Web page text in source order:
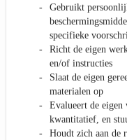
Gebruikt
specifieke
Richt de eigen
en/of instructies
Slaat de eigen
materialen op
Evalueert de eigen
kwantitatief, en
Houdt zich aan de